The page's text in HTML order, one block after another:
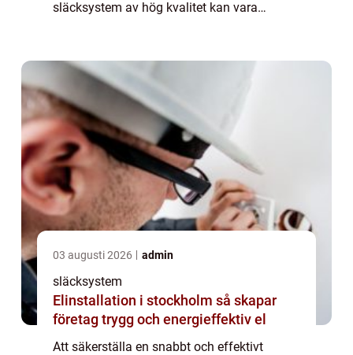
släcksystem av hög kvalitet kan vara
03 augusti 2026 admin
släcksystem
Elinstallation i stockholm så skapar
företag trygg och energieffektiv el
Att säkerställa en snabbt och effektivt